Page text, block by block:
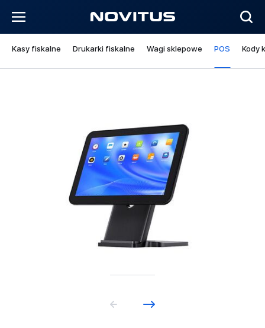
Kasy fiskalne Drukarki fiskalne Wagi sklepowe POS Kody